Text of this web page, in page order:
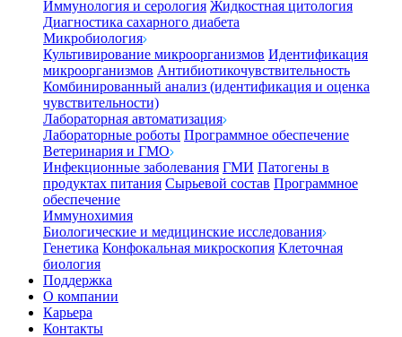
Иммунология и серология Жидкостная цитология
Диагностика сахарного диабета
Микробиология
Культивирование микроорганизмов Идентификация
микроорганизмов Антибиотикочувствительность
Комбинированный анализ (идентификация и оценка
чувствительности)
Лабораторная автоматизация
Лабораторные роботы Программное обеспечение
Ветеринария и ГМО
Инфекционные заболевания ГМИ Патогены в
продуктах питания Сырьевой состав Программное
обеспечение
Иммунохимия
Биологические и медицинские исследования
Генетика Конфокальная микроскопия Клеточная
биология
Поддержка
О компании
Карьера
Контакты